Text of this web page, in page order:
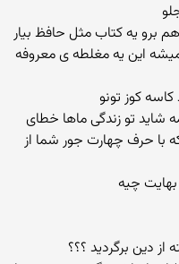
برو یه كتاب مثل حافظ بیار
این یه مغلطه ی معروفه
تو زندگی ماها خطای
با حرف چهارت جور شما از
چیه
دین برگردید ؟؟؟